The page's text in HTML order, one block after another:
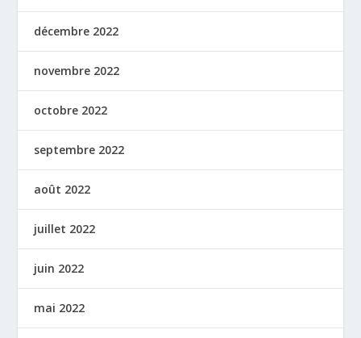
décembre 2022
novembre 2022
octobre 2022
septembre 2022
août 2022
juillet 2022
juin 2022
mai 2022